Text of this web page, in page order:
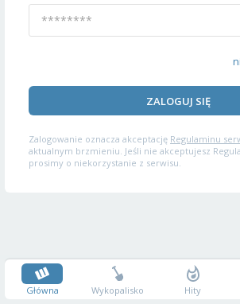
ZALOGUJ SIĘ
Zalogowanie oznacza akceptację Regulaminu
aktualnym brzmieniu. Jeśli nie akceptujesz
prosimy o niekorzystanie z serwisu.
Główna Wykopalisko Hity